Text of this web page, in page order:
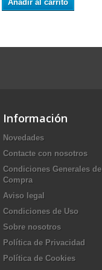
Añadir al carrito
Información
Novedades
Contacte con nosotros
Condiciones Generales de
Compra
Aviso legal
Condiciones de Uso
Sobre nosotros
Política de Privacidad
Política de Cookies